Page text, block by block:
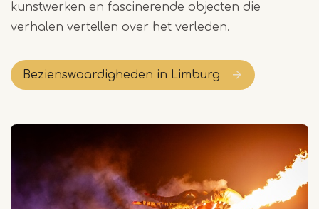
kunstwerken en fascinerende objecten die
verhalen vertellen over het verleden.
Bezienswaardigheden in Limburg